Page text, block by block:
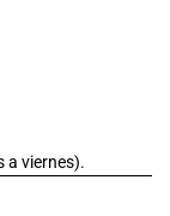
a viernes).